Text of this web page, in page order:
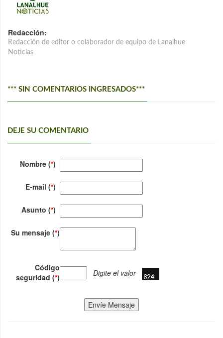
Redacción:
Redacción de editor o colaborador de equipo de Lanalhue
Noticias
*** SIN COMENTARIOS INGRESADOS***
DEJE SU COMENTARIO
Nombre (*)
E-mail (*)
Asunto (*)
Su mensaje (*)
Código
seguridad (*) Digite el valor
Envíe Mensaje